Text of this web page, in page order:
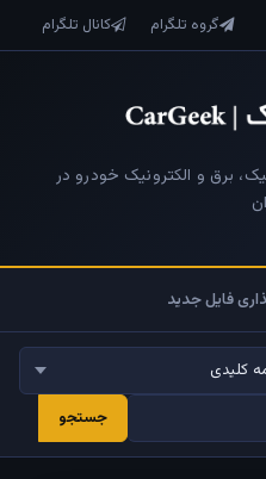
گروه تلگرام کانال تلگرام
برق و الکترونیک خودرو در
فایل جدید
جستجو